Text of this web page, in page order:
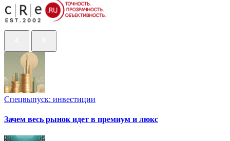
Спецвыпуск: инвестиции
Зачем весь рынок идет в премиум и люкс